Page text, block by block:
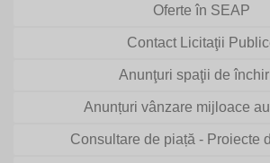
Oferte în SEAP
Contact Licitaţii
Anunţuri spaţii de
Anunțuri vânzare mijloace
Consultare de piață - Proiecte